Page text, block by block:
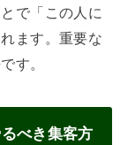
で「この人に
ます。重要な
す。
べき集客方